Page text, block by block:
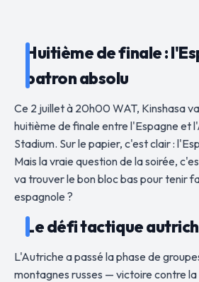
Huitième de finale :
patron absolu
Ce 2 juillet à 20h00 WAT, Kinshasa
huitième de finale entre l'Espagne et
Stadium. Sur le papier, c'est clair :
Mais la vraie question de la soirée,
va trouver le bon bloc bas pour tenir
espagnole ?
Le défi tactique
L'Autriche a passé la phase de
montagnes russes — victoire contre